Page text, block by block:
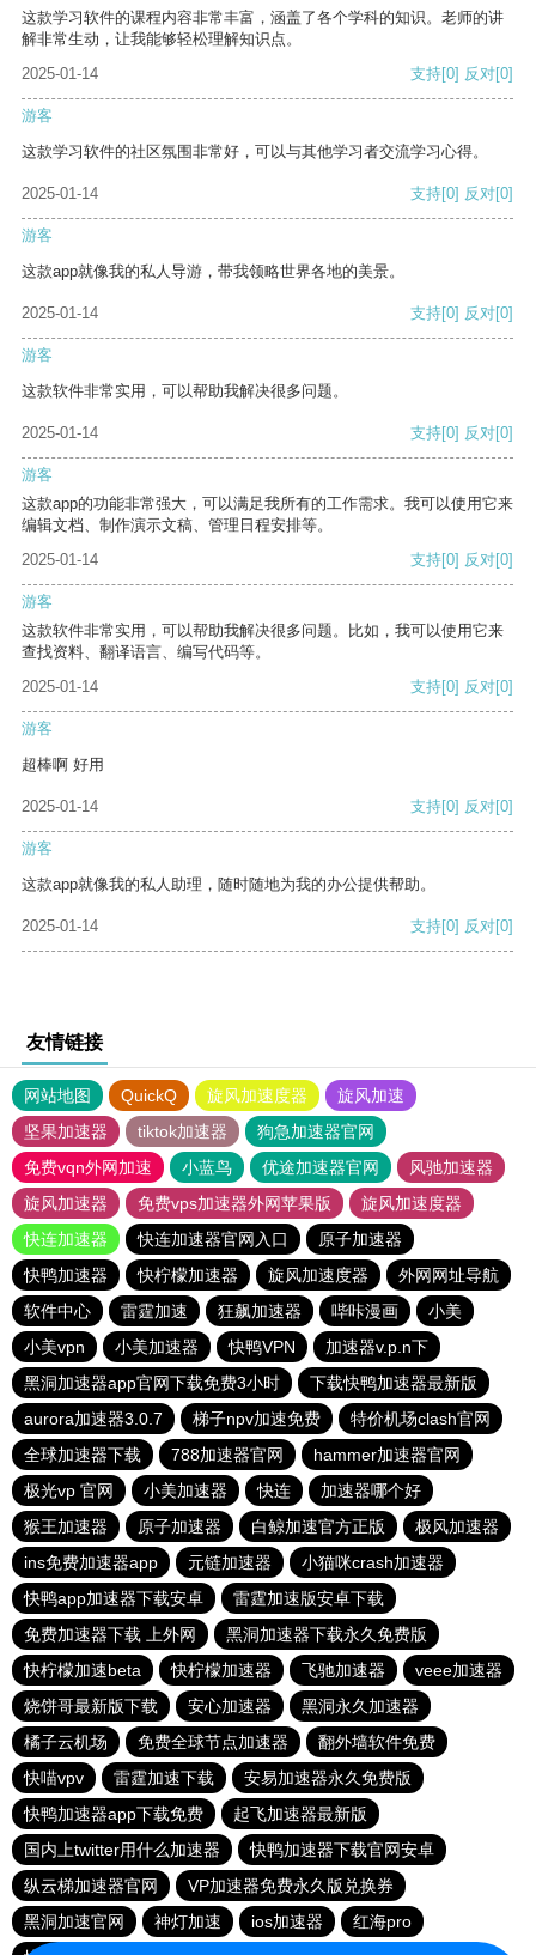
这款学习软件的课程内容非常丰富，涵盖了各个学科的知识。老师的讲
解非常生动，让我能够轻松理解知识点。
2025-01-14
支持[0] 反对[0]
游客
这款学习软件的社区氛围非常好，可以与其他学习者交流学习心得。
2025-01-14 支持[0] 反对[0]
游客
这款app就像我的私人导游，带我领略世界各地的美景。
2025-01-14 支持[0] 反对[0]
游客
这款软件非常实用，可以帮助我解决很多问题。
2025-01-14 支持[0] 反对[0]
游客
这款app的功能非常强大，可以满足我所有的工作需求。我可以使用它来
编辑文档、制作演示文稿、管理日程安排等。
2025-01-14
支持[0] 反对[0]
游客
这款软件非常实用，可以帮助我解决很多问题。比如，我可以使用它来
查找资料、翻译语言、编写代码等。
2025-01-14
支持[0] 反对[0]
游客
超棒啊 好用
2025-01-14 支持[0] 反对[0]
游客
这款app就像我的私人助理，随时随地为我的办公提供帮助。
2025-01-14 支持[0] 反对[0]
友情链接
网站地图 QuickQ 旋风加速度器
旋风加速
坚果加速器
tiktok加速器
狗急加速器官网
免费vqn外网加速
小蓝鸟 优途加速器官网
风驰加速器
旋风加速器
免费vps加速器外网苹果版
旋风加速度器
快连加速器
快连加速器官网入口
原子加速器
快鸭加速器
快柠檬加速器 旋风加速度器
外网网址导航
软件中心
雷霆加速 狂飙加速器 哔咔漫画
小美
小美vpn
小美加速器 快鸭VPN
加速器v.p.n下
黑洞加速器app官网下载免费3小时
下载快鸭加速器最新版
aurora加速器3.0.7
梯子npv加速免费
特价机场clash官网
全球加速器下载
788加速器官网
hammer加速器官网
极光vp 官网
小美加速器 快连
加速器哪个好
猴王加速器
原子加速器 白鲸加速官方正版
极风加速器
ins免费加速器app
元链加速器
小猫咪crash加速器
快鸭app加速器下载安卓
雷霆加速版安卓下载
免费加速器下载 上外网
黑洞加速器下载永久免费版
快柠檬加速beta
快柠檬加速器 飞驰加速器
veee加速器
烧饼哥最新版下载
安心加速器
黑洞永久加速器
橘子云机场
免费全球节点加速器
翻外墙软件免费
快喵vpv
雷霆加速下载
安易加速器永久免费版
快鸭加速器app下载免费
起飞加速器最新版
国内上twitter用什么加速器
快鸭加速器下载官网安卓
纵云梯加速器官网
VP加速器免费永久版兑换券
黑洞加速官网
神灯加速 ios加速器
红海pro